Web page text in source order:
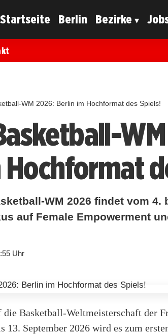
Startseite Berlin Bezirke
WM 2026: Berlin im Hochformat des Spiels!
WM 2026 findet vom 4.
auf Female Empowerment
Uhr
die Basketball-Weltmeisterschaft der
13. September 2026 wird es zum